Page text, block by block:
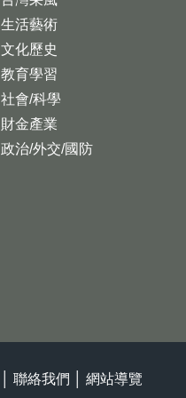
生活藝術
文化歷史
教育學習
社會/科學
財金產業
政治/外交/國防
聯絡我們 網站導覽